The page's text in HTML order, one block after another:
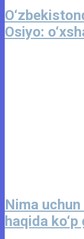
Osiyo:
Nima
haqida